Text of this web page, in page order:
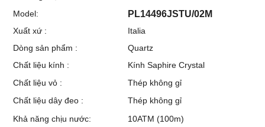
Model:
PL14496JSTU/02M
Xuất xứ :
Italia
Dòng sản phẩm :
Quartz
Chất liệu kính :
Kính Saphire Crystal
Chất liệu vỏ :
Thép không gỉ
Chất liệu dây đeo :
Thép không gỉ
Khả năng chịu nước:
10ATM (100m)